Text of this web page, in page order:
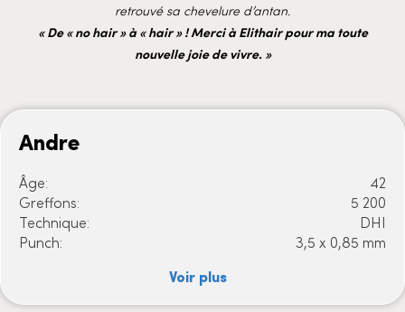
retrouvé sa chevelure d’antan.
« De « no hair » à « hair » ! Merci à Elithair pour ma toute
nouvelle joie de vivre. »
Andre
Âge:
42
Greffons:
5 200
Technique:
DHI
Punch:
3,5 x 0,85 mm
Voir plus